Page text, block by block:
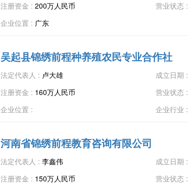
注册资金 : 200万人民币 营业状态 :
企业位置 : 广东
吴起县锦绣前程种养殖农民专业合作社
法定代表人 : 卢大雄 成立日期 :
注册资金 : 160万人民币 营业状态 :
企业位置 :
企业行业 :
河南省锦绣前程教育咨询有限公司
法定代表人 : 李鑫伟 成立日期 :
注册资金 : 150万人民币 营业状态 :